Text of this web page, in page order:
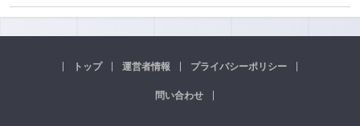
トップ 運営者情報 プライバシーポリシー
問い合わせ